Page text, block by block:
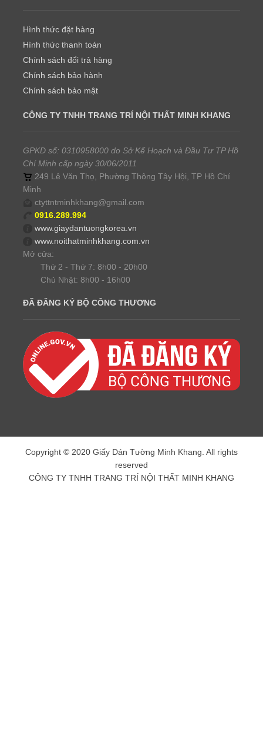
Hình thức đặt hàng
Hình thức thanh toán
Chính sách đổi trả hàng
Chính sách bảo hành
Chính sách bảo mật
CÔNG TY TNHH TRANG TRÍ NỘI THẤT MINH KHANG
GPKD số: 0310958000 do Sở Kế Hoạch và Đầu Tư TP Hồ
Chí Minh cấp ngày 30/06/2011
249 Lê Văn Thọ, Phường Thông Tây Hội, TP Hồ Chí
Minh
ctyttntminhkhang@gmail.com
0916.289.994
www.giaydantuongkorea.vn
www.noithatminhkhang.com.vn
Mở cửa:
Thứ 2 - Thứ 7: 8h00 - 20h00
Chủ Nhật: 8h00 - 16h00
ĐÃ ĐĂNG KÝ BỘ CÔNG THƯƠNG
Copyright © 2020 Giấy Dán Tường Minh Khang. All rights
reserved
CÔNG TY TNHH TRANG TRÍ NỘI THẤT MINH KHANG